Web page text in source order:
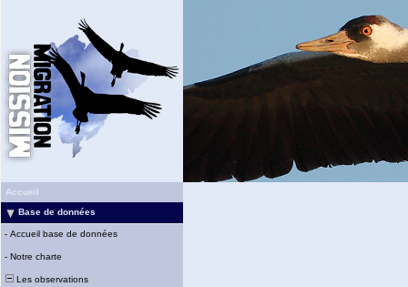
Accueil
Base de données
- Accueil base de données
- Notre charte
Les observations